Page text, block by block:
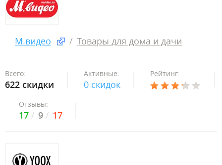
М.видео Товары для дома и дачи
Всего:
622 скидки
Активные:
0 скидок
Рейтинг:
Отзывы:
17 9 17